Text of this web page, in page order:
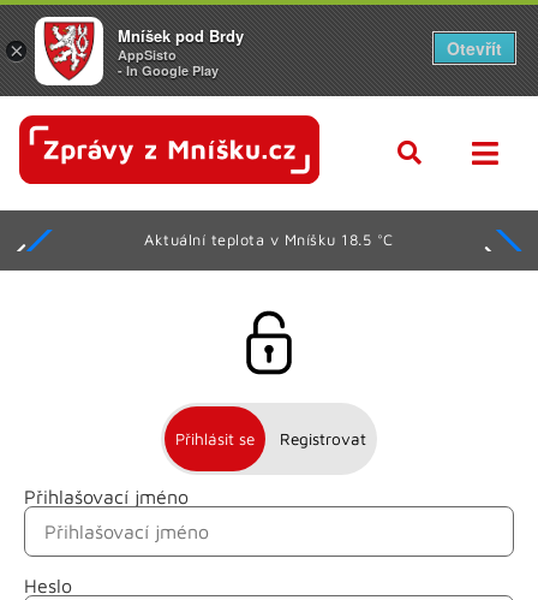
Aktuální teplota v Mníšku 18.5 °C
Přihlásit se Registrovat
Přihlašovací jméno
Heslo
Jméno
Příjmení
×
Mníšek pod Brdy
AppSisto
- In Google Play
Otevřít